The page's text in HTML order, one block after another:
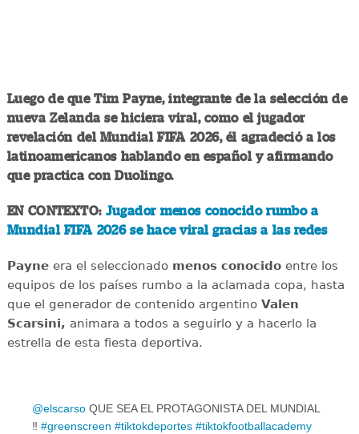
Luego de que Tim Payne, integrante de la selección de
nueva Zelanda se hiciera viral, como el jugador
revelación del Mundial FIFA 2026, él agradeció a los
latinoamericanos hablando en español y afirmando
que practica con Duolingo.
EN CONTEXTO: Jugador menos conocido rumbo a
Mundial FIFA 2026 se hace viral gracias a las redes
Payneera el seleccionado menos conocidoentre los
equipos de los países rumbo a la aclamada copa, hasta
que el generador de contenido argentinoValen
Scarsini, animara a todos a seguirlo y a hacerlo la
estrella de esta fiesta deportiva.
@elscarso QUE SEA EL PROTAGONISTA DEL MUNDIAL
‼️ #greenscreen #tiktokdeportes #tiktokfootballacademy